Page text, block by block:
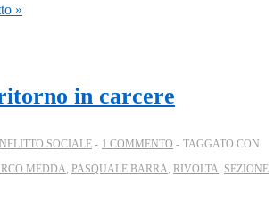
»
in carcere
SOCIALE 1 COMMENTO
TAGGATO CON
MEDDA, PASQUALE BARRA, RIVOLTA, SEZIONE